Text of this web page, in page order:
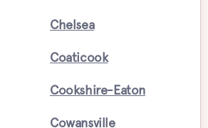
Chelsea
Coaticook
Cookshire-Eaton
Cowansville